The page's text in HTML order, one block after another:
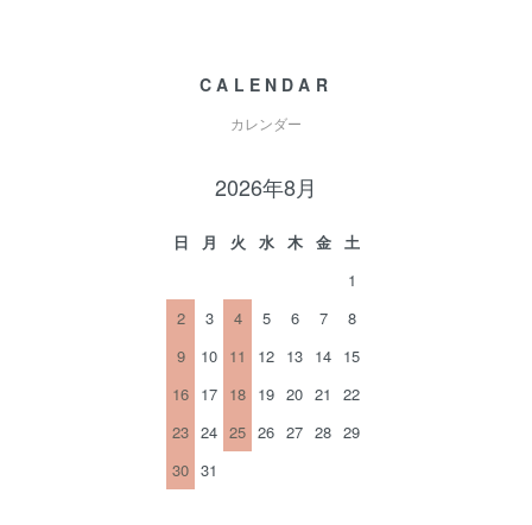
CALENDAR
カレンダー
2026年8月
日 月 火 水 木 金
土
1
2
3 4 5 6 7
8
9
10 11 12 13 14 15
16 17 18 19 20 21
22
23 24 25 26 27 28 29
30 31